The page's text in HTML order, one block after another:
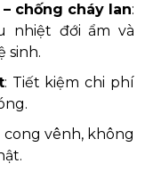
chống cháy lan:
nhiệt đới ẩm và
sinh.
: Tiết kiệm chi phí
cong vênh, không